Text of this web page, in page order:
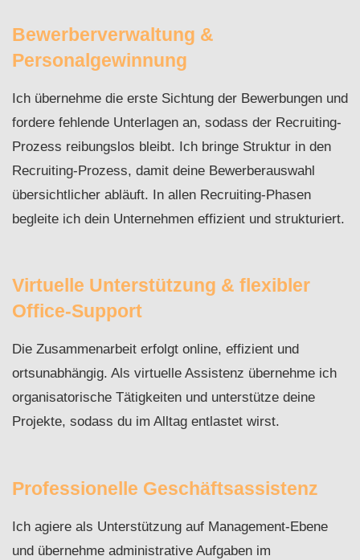
Bewerberverwaltung &
Personalgewinnung
Ich übernehme die erste Sichtung der Bewerbungen und
fordere fehlende Unterlagen an, sodass der Recruiting-
Prozess reibungslos bleibt. Ich bringe Struktur in den
Recruiting-Prozess, damit deine Bewerberauswahl
übersichtlicher abläuft. In allen Recruiting-Phasen
begleite ich dein Unternehmen effizient und strukturiert.
Virtuelle Unterstützung & flexibler
Office-Support
Die Zusammenarbeit erfolgt online, effizient und
ortsunabhängig. Als virtuelle Assistenz übernehme ich
organisatorische Tätigkeiten und unterstütze deine
Projekte, sodass du im Alltag entlastet wirst.
Professionelle Geschäftsassistenz
Ich agiere als Unterstützung auf Management-Ebene
und übernehme administrative Aufgaben im